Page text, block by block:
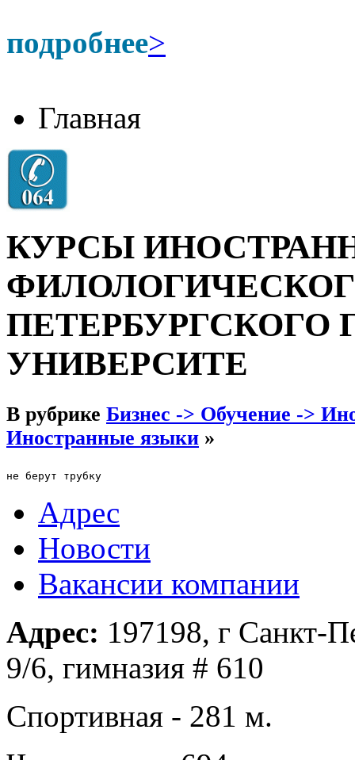
подробнее>
Главная
КУРСЫ
ПЕТЕРБУРГСКОГО
УНИВЕРСИТЕ
В рубрике Бизнес -> Обучение ->
Иностранные языки »
не берут трубку
Адрес
Новости
Вакансии компании
Адрес: 197198, г Санкт-
9/6, гимназия # 610
Спортивная - 281 м.